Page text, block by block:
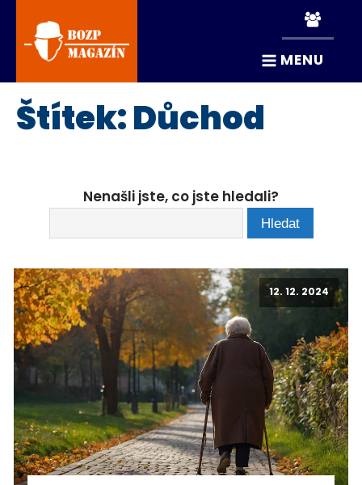
MENU
Štítek:Důchod
Nenašli jste, co jste hledali?
12. 12. 2024